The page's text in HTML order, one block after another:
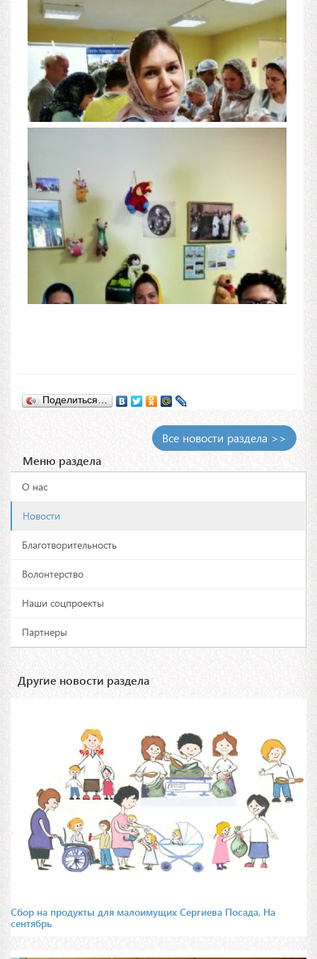
Поделиться…
Все новости раздела >>
Меню раздела
О нас
Новости
Благотворительность
Волонтерство
Наши соцпроекты
Партнеры
Другие новости раздела
Сбор на продукты для малоимущих Сергиева Посада. На
сентябрь